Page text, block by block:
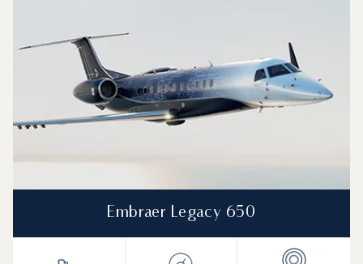
Embraer Legacy 650